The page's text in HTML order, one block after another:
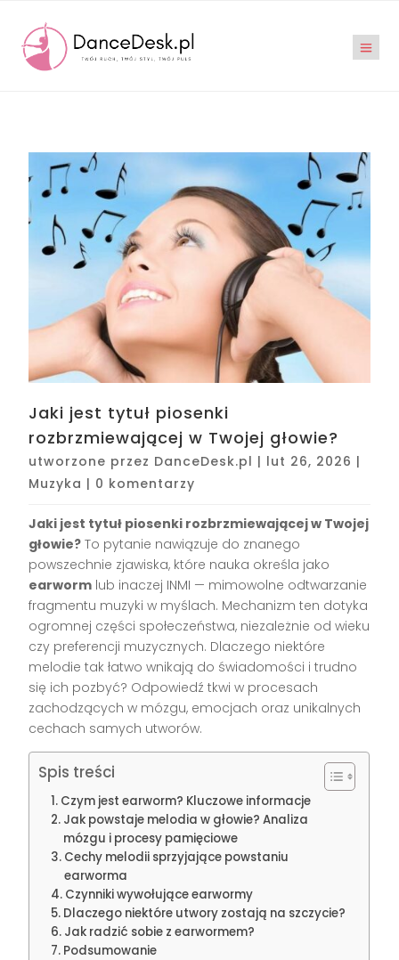
Jaki jest tytuł piosenki
rozbrzmiewającej w Twojej głowie?
utworzone przez DanceDesk.pl | lut 26, 2026 |
Muzyka | 0 komentarzy
Jaki jest tytuł piosenki rozbrzmiewającej w Twojej
głowie? To pytanie nawiązuje do znanego
powszechnie zjawiska, które nauka określa jako
earworm lub inaczej INMI — mimowolne odtwarzanie
fragmentu muzyki w myślach. Mechanizm ten dotyka
ogromnej części społeczeństwa, niezależnie od wieku
czy preferencji muzycznych. Dlaczego niektóre
melodie tak łatwo wnikają do świadomości i trudno
się ich pozbyć? Odpowiedź tkwi w procesach
zachodzących w mózgu, emocjach oraz unikalnych
cechach samych utworów.
Spis treści
Czym jest earworm? Kluczowe informacje
Jak powstaje melodia w głowie? Analiza
mózgu i procesy pamięciowe
Cechy melodii sprzyjające powstaniu
earworma
Czynniki wywołujące earwormy
Dlaczego niektóre utwory zostają na szczycie?
Jak radzić sobie z earwormem?
Podsumowanie